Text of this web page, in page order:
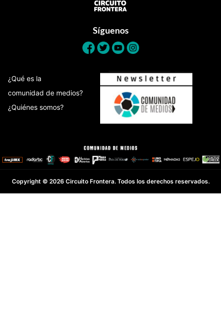
Síguenos
¿Qué es la
comunidad de medios?
¿Quiénes somos?
Copyright © 2026 Circuito Frontera. Todos los derechos reservados.